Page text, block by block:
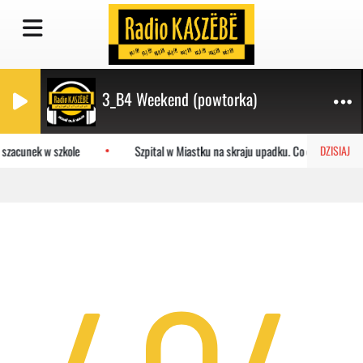
3_B4 Weekend (powtorka)
DZISIAJ
w szkole Szpital w Miastku na skraju upadku. Co czeka